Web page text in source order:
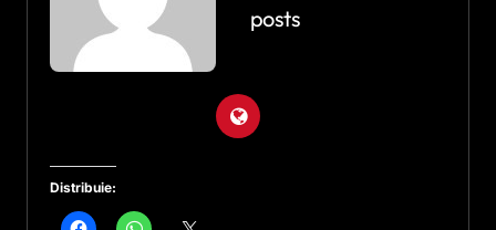
posts
Distribuie: